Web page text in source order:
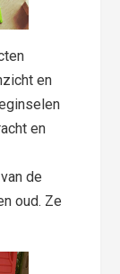
en
en
de
oud. Ze